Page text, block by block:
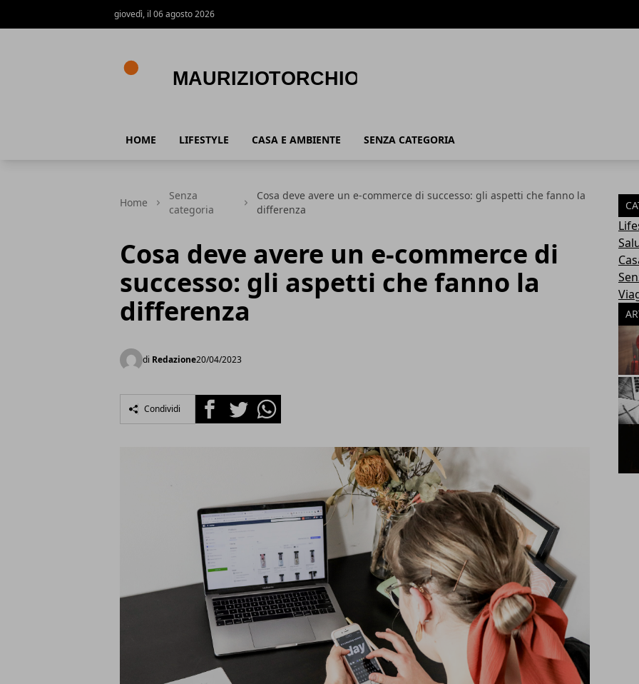
giovedì, il 06 agosto 2026
HOME LIFESTYLE CASA E AMBIENTE SENZA CATEGORIA
Home
Senza
categoria
Cosa deve avere un e-commerce di successo: gli aspetti che fanno la
differenza
Cosa deve avere un e-commerce di
successo: gli aspetti che fanno la
differenza
di Redazione20/04/2023
Condividi FacebookTwitterWhatsapp